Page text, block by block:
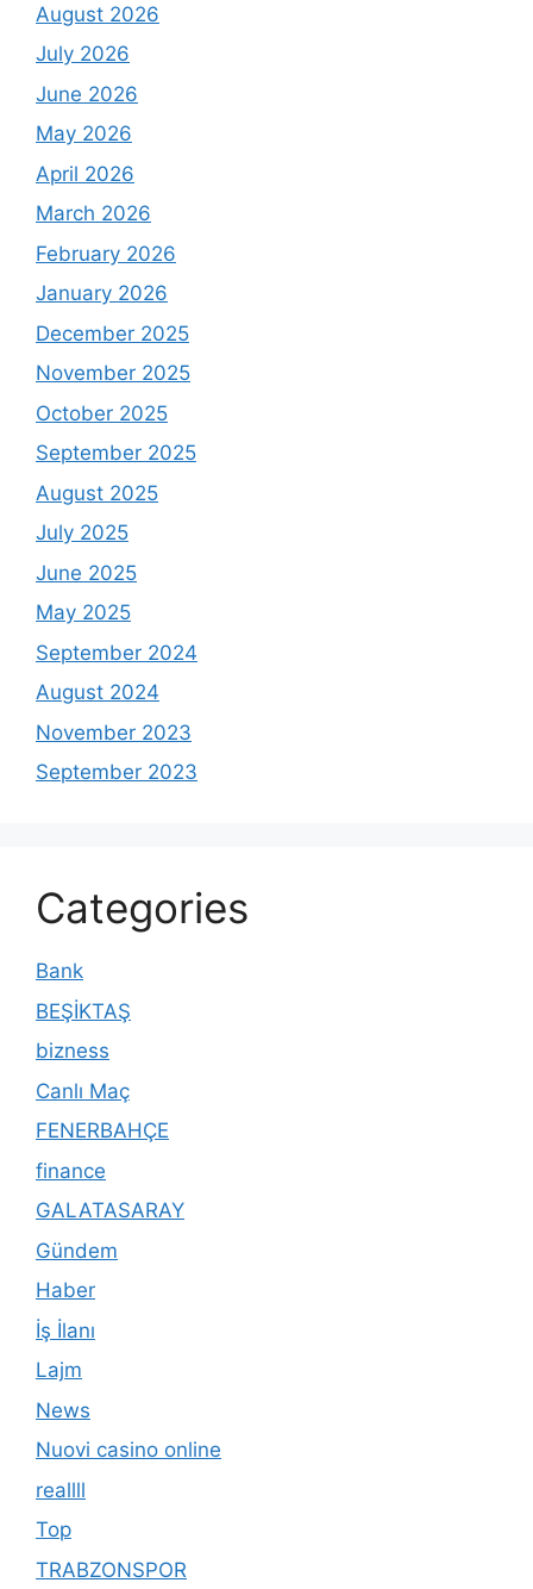
August 2026
July 2026
June 2026
May 2026
April 2026
March 2026
February 2026
January 2026
December 2025
November 2025
October 2025
September 2025
August 2025
July 2025
June 2025
May 2025
September 2024
August 2024
November 2023
September 2023
Categories
Bank
BEŞİKTAŞ
bizness
Canlı Maç
FENERBAHÇE
finance
GALATASARAY
Gündem
Haber
İş İlanı
Lajm
News
Nuovi casino online
reallll
Top
TRABZONSPOR